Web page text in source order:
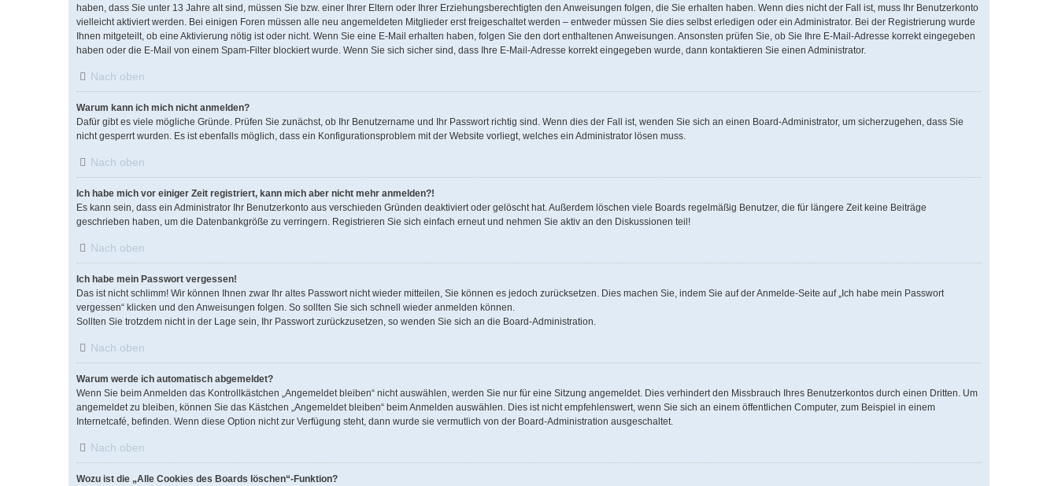
haben, dass Sie unter 13 Jahre alt sind, müssen Sie bzw. einer Ihrer Eltern oder Ihrer Erziehungsberechtigten den Anweisungen folgen, die Sie erhalten haben. Wenn dies nicht der Fall ist, muss Ihr Benutzerkonto
vielleicht aktiviert werden. Bei einigen Foren müssen alle neu angemeldeten Mitglieder erst freigeschaltet werden – entweder müssen Sie dies selbst erledigen oder ein Administrator. Bei der Registrierung wurde
Ihnen mitgeteilt, ob eine Aktivierung nötig ist oder nicht. Wenn Sie eine E-Mail erhalten haben, folgen Sie den dort enthaltenen Anweisungen. Ansonsten prüfen Sie, ob Sie Ihre E-Mail-Adresse korrekt eingegeben
haben oder die E-Mail von einem Spam-Filter blockiert wurde. Wenn Sie sich sicher sind, dass Ihre E-Mail-Adresse korrekt eingegeben wurde, dann kontaktieren Sie einen Administrator.
Nach oben
Warum kann ich mich nicht anmelden?
Dafür gibt es viele mögliche Gründe. Prüfen Sie zunächst, ob Ihr Benutzername und Ihr Passwort richtig sind. Wenn dies der Fall ist, wenden Sie sich an einen Board-Administrator, um sicherzugehen, dass Sie
nicht gesperrt wurden. Es ist ebenfalls möglich, dass ein Konfigurationsproblem mit der Website vorliegt, welches ein Administrator lösen muss.
Nach oben
Ich habe mich vor einiger Zeit registriert, kann mich aber nicht mehr anmelden?!
Es kann sein, dass ein Administrator Ihr Benutzerkonto aus verschieden Gründen deaktiviert oder gelöscht hat. Außerdem löschen viele Boards regelmäßig Benutzer, die für längere Zeit keine Beiträge
geschrieben haben, um die Datenbankgröße zu verringern. Registrieren Sie sich einfach erneut und nehmen Sie aktiv an den Diskussionen teil!
Nach oben
Ich habe mein Passwort vergessen!
Das ist nicht schlimm! Wir können Ihnen zwar Ihr altes Passwort nicht wieder mitteilen, Sie können es jedoch zurücksetzen. Dies machen Sie, indem Sie auf der Anmelde-Seite auf „Ich habe mein Passwort
vergessen“ klicken und den Anweisungen folgen. So sollten Sie sich schnell wieder anmelden können.
Sollten Sie trotzdem nicht in der Lage sein, Ihr Passwort zurückzusetzen, so wenden Sie sich an die Board-Administration.
Nach oben
Warum werde ich automatisch abgemeldet?
Wenn Sie beim Anmelden das Kontrollkästchen „Angemeldet bleiben“ nicht auswählen, werden Sie nur für eine Sitzung angemeldet. Dies verhindert den Missbrauch Ihres Benutzerkontos durch einen Dritten. Um
angemeldet zu bleiben, können Sie das Kästchen „Angemeldet bleiben“ beim Anmelden auswählen. Dies ist nicht empfehlenswert, wenn Sie sich an einem öffentlichen Computer, zum Beispiel in einem
Internetcafé, befinden. Wenn diese Option nicht zur Verfügung steht, dann wurde sie vermutlich von der Board-Administration ausgeschaltet.
Nach oben
Wozu ist die „Alle Cookies des Boards löschen“-Funktion?